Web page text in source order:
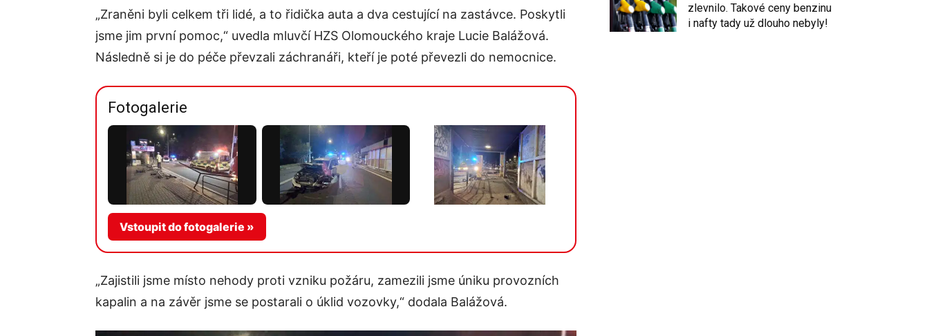
„Zraněni byli celkem tři lidé, a to řidička auta a dva cestující na zastávce. Poskytli
jsme jim první pomoc,“ uvedla mluvčí HZS Olomouckého kraje Lucie Balážová.
Následně si je do péče převzali záchranáři, kteří je poté převezli do nemocnice.
Fotogalerie
Vstoupit do fotogalerie »
„Zajistili jsme místo nehody proti vzniku požáru, zamezili jsme úniku provozních
kapalin a na závěr jsme se postarali o úklid vozovky,“ dodala Balážová.
zlevnilo. Takové ceny benzinu
i nafty tady už dlouho nebyly!